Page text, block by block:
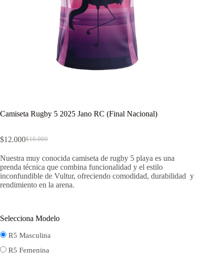
Camiseta Rugby 5 2025 Jano RC (Final Nacional)
$16.000
El
original
era:
$16.000.
$12.000El
actual
es:
$12.000.
Nuestra muy conocida camiseta de rugby 5 playa es una
prenda técnica que combina funcionalidad y el estilo
inconfundible de Vultur, ofreciendo comodidad, durabilidad y
rendimiento en la arena.
Selecciona Modelo
R5 Masculina
R5 Femenina